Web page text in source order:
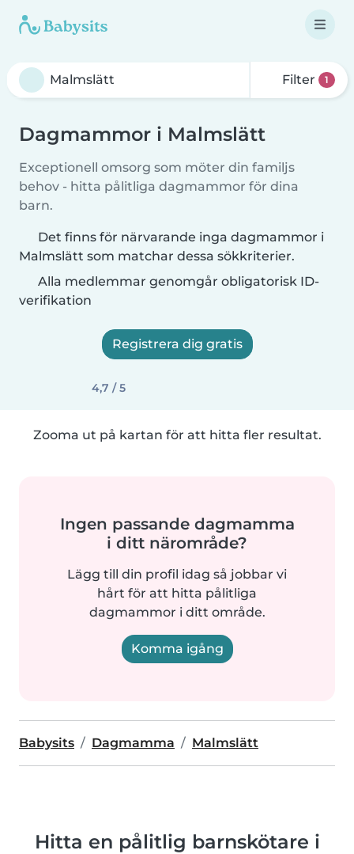
Filter 1
Dagmammor i Malmslätt
Exceptionell omsorg som möter din familjs
behov - hitta pålitliga dagmammor för dina
barn.
Det finns för närvarande inga dagmammor i
Malmslätt som matchar dessa sökkriterier.
Alla medlemmar genomgår obligatorisk ID-
verifikation
Registrera dig gratis
4,7 / 5
Zooma ut på kartan för att hitta fler resultat.
Ingen passande dagmamma
i ditt närområde?
Lägg till din profil idag så jobbar vi
hårt för att hitta pålitliga
dagmammor i ditt område.
Komma igång
Babysits Dagmamma Malmslätt
Hitta en pålitlig barnskötare i